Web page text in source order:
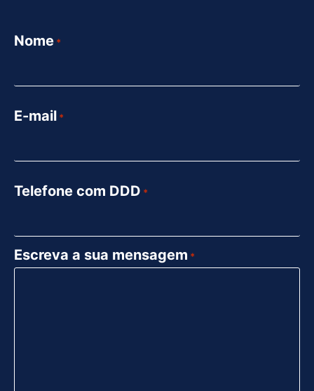
Nome *
E-mail *
Telefone com DDD *
Escreva a sua mensagem *